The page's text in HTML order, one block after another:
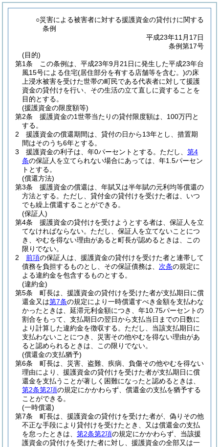
○災害による被害者に対する援護資金の貸付けに関する
条例
平成23年11月17日
条例第17号
(目的)
第1条
この条例は、平成23年9月21日に発生した平成23年台
風15号による住宅(居住部分を有する店舗等を含む。)の床
上浸水被害を受けた世帯の町民である代表者に対して援護
資金の貸付けを行い、その生活の立て直しに資することを
目的とする。
(援護資金の限度額等)
第2条
援護資金の1世帯当たりの貸付限度額は、100万円と
する。
2
援護資金の償還期間は、貸付の日から13年とし、措置期
間はそのうち6年とする。
3
援護資金の利子は、年0パーセントとする。 ただし、 第4
条の保証人を立てられない場合にあっては、年1.5パーセン
トとする。
(償還方法)
第3条
援護資金の償還は、年賦又は半年賦の元利均等償還の
方法とする。 ただし、貸付金の貸付けを受けた者は、いつ
でも繰上償還することができる。
(保証人)
第4条
援護資金の貸付けを受けようとする者は、保証人を立
てなければならない。 ただし、保証人を立てないことにつ
き、やむを得ない理由があると町長が認めるときは、この
限りでない。
2
前項の保証人は、援護資金の貸付けを受けた者と連帯して
債務を負担するものとし、その保証債務は、 次条の規定に
よる違約金を包含するものとする。
(違約金)
第5条
町長は、援護資金の貸付けを受けた者が支払期日に償
還金又は第7条の規定により一時償還すべき金額を支払わな
かったときは、延滞元利金額につき、年10.75パーセントの
割合をもって、支払期日の翌日から支払当日までの日数に
より計算した違約金を徴収する。 ただし、当該支払期日に
支払わないことにつき、災害その他やむを得ない理由があ
ると認められるときは、この限りでない。
(償還金の支払猶予)
第6条
町長は、災害、盗難、疾病、負傷その他やむを得ない
理由により、援護資金の貸付けを受けた者が支払期日に償
還金を支払うことが著しく困難になったと認めるときは、
第2条第2項の規定にかかわらず、償還金の支払を猶予する
ことができる。
(一時償還)
第7条
町長は、援護資金の貸付けを受けた者が、偽りその他
不正な手段により貸付けを受けたとき、又は償還金の支払
を怠ったときは、 第2条第2項の規定にかかわらず、当該援
護資金の貸付けを受けた者に対し、援護資金の全部又は一